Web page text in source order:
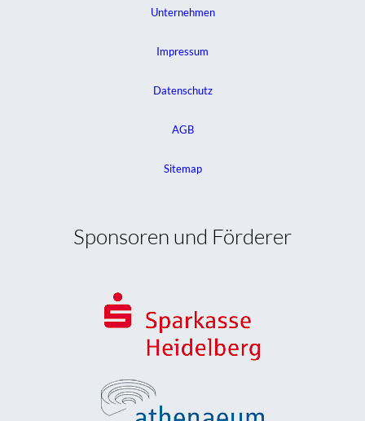
Unternehmen
Impressum
Datenschutz
AGB
Sitemap
Sponsoren und Förderer